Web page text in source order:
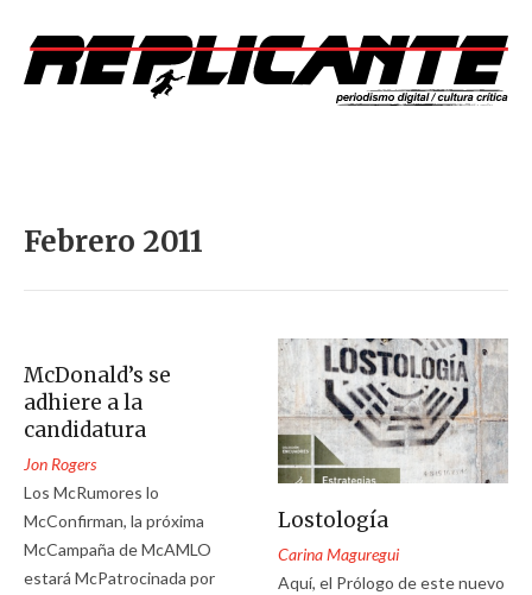
Febrero 2011
McDonald’s se
adhiere a la
candidatura
Jon Rogers
Los McRumores lo
McConfirman, la próxima
McCampaña de McAMLO
estará McPatrocinada por
Lostología
Carina Maguregui
Aquí, el Prólogo de este nuevo